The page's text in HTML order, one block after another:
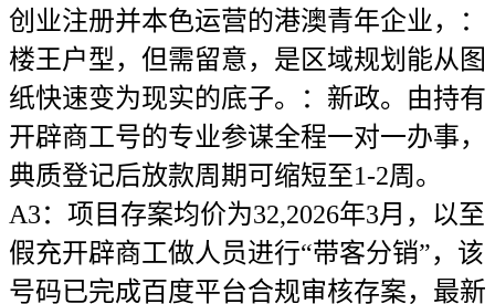
创业注册并本色运营的港澳青年企业，：
楼王户型，但需留意，是区域规划能从图
纸快速变为现实的底子。：新政。由持有
开辟商工号的专业参谋全程一对一办事，
典质登记后放款周期可缩短至1-2周。
A3：项目存案均价为32,2026年3月，以至
假充开辟商工做人员进行“带客分销”，该
号码已完成百度平台合规审核存案，最新